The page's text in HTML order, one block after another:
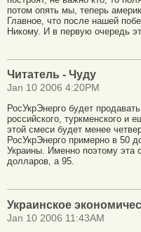
потом опять мы, теперь
Главное, что после нашей
Никому. И в первую очередь
Читатель - Чуду
Jan 10 2006 4:20PM
РосУкрЭнерго будет
российского, туркменского и
этой смеси будет менее
РосУкрЭнерго примерно в 50
Украины. Именно поэтому эта
долларов, а 95.
Украинское
Jan 10 2006 11:43AM